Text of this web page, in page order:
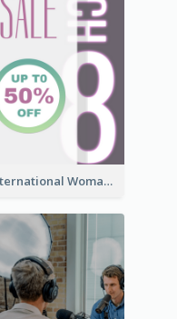
International Woman's Day Instagram Story Design